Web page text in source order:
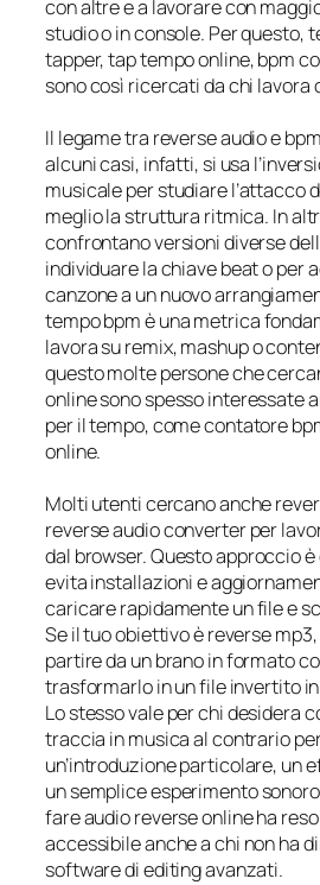
con altre e a lavorare con
studio o in console. Per questo,
tapper, tap tempo online, bpm
sono così ricercati da chi lavora
Il legame tra reverse audio e
alcuni casi, infatti, si usa
musicale per studiare l’attacco
meglio la struttura ritmica. In
confrontano versioni diverse
individuare la chiave beat o per
canzone a un nuovo
tempo bpm è una metrica
lavora su remix, mashup o
questo molte persone che
online sono spesso interessate
per il tempo, come contatore
online.
Molti utenti cercano anche
reverse audio converter per
dal browser. Questo approccio
evita installazioni e
caricare rapidamente un file e
Se il tuo obiettivo è reverse
partire da un brano in formato
trasformarlo in un file invertito
Lo stesso vale per chi desidera
traccia in musica al contrario
un’introduzione particolare, un
un semplice esperimento
fare audio reverse online ha
accessibile anche a chi non ha
software di editing avanzati.